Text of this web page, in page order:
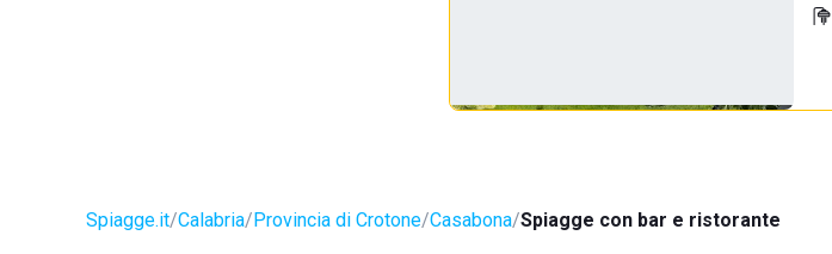
Spiagge.it Calabria Provincia di Crotone Casabona Spiagge con bar e ristorante